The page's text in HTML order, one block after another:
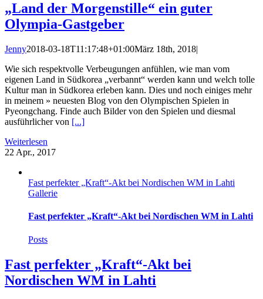
„Land der Morgenstille“ ein guter
Olympia-Gastgeber
Jenny2018-03-18T11:17:48+01:00März 18th, 2018|
Wie sich respektvolle Verbeugungen anfühlen, wie man vom
eigenen Land in Südkorea „verbannt“ werden kann und welch tolle
Kultur man in Südkorea erleben kann. Dies und noch einiges mehr
in meinem » neuesten Blog von den Olympischen Spielen in
Pyeongchang. Finde auch Bilder von den Spielen und diesmal
ausführlicher von [...]
Weiterlesen
22 Apr., 2017
Fast perfekter „Kraft“-Akt bei Nordischen WM in Lahti
Gallerie
Fast perfekter „Kraft“-Akt bei Nordischen WM in Lahti
Posts
Fast perfekter „Kraft“-Akt bei
Nordischen WM in Lahti